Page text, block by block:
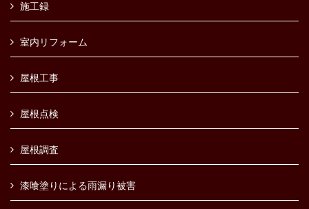
施工録
室内リフォーム
屋根工事
屋根点検
屋根調査
漆喰塗りによる雨漏り被害